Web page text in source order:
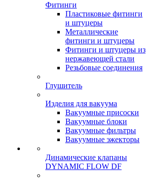
Фитинги
Пластиковые фитинги
и штуцеры
Металлические
фитинги и штуцеры
Фитинги и штуцеры из
нержавеющей стали
Резьбовые соединения
Глушитель
Изделия для вакуума
Вакуумные присоски
Вакуумные блоки
Вакуумные фильтры
Вакуумные эжекторы
Динамические клапаны
DYNAMIC FLOW DF